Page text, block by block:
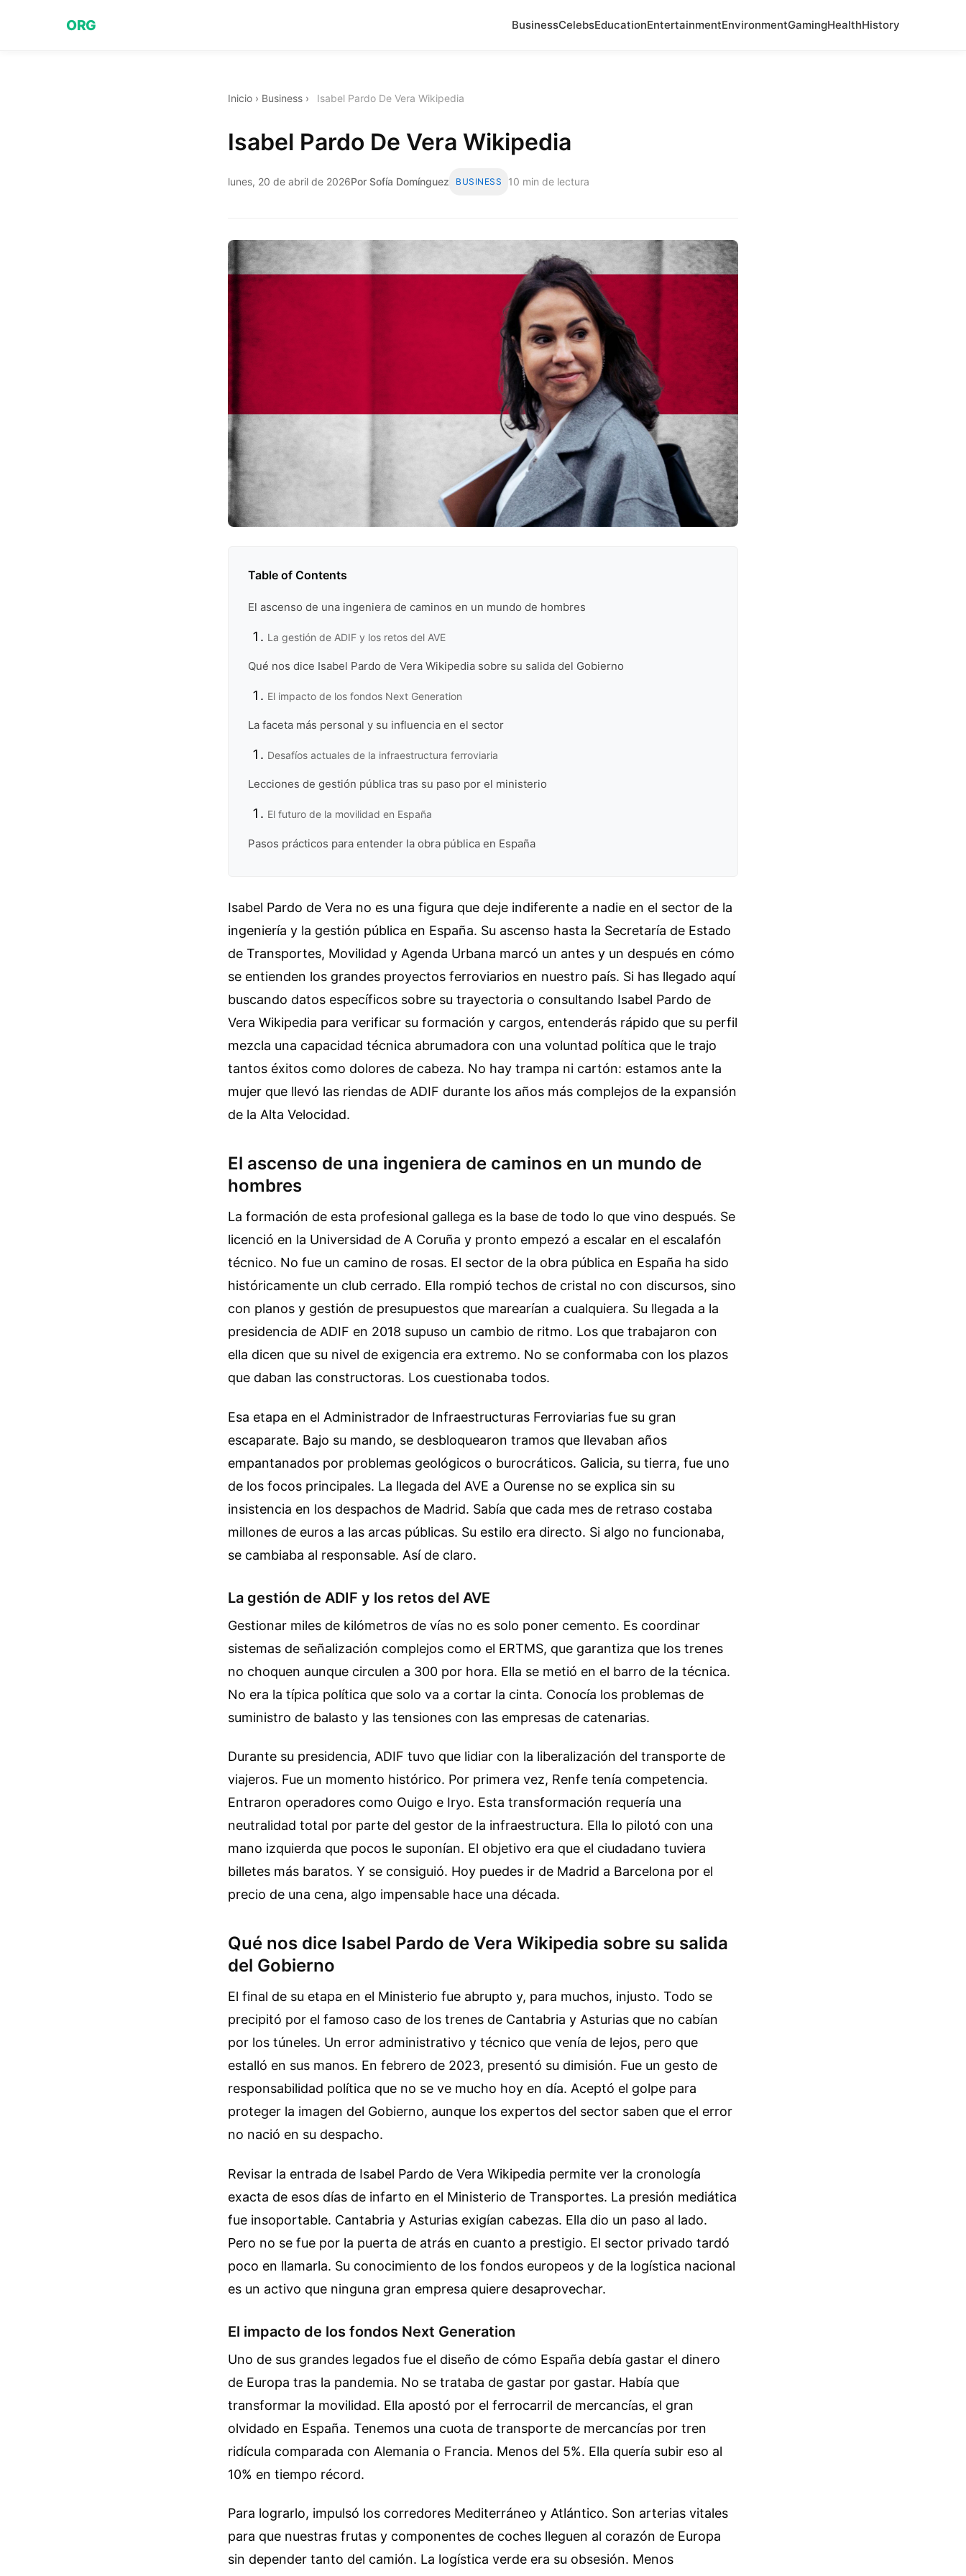
ORG BusinessCelebsEducationEntertainmentEnvironmentGamingHealthHistory
Inicio › Business › Isabel Pardo De Vera Wikipedia
Isabel Pardo De Vera Wikipedia
lunes, 20 de abril de 2026Por Sofía Domínguez BUSINESS 10 min de lectura
Table of Contents
El ascenso de una ingeniera de caminos en un mundo de hombres
La gestión de ADIF y los retos del AVE
Qué nos dice Isabel Pardo de Vera Wikipedia sobre su salida del Gobierno
El impacto de los fondos Next Generation
La faceta más personal y su influencia en el sector
Desafíos actuales de la infraestructura ferroviaria
Lecciones de gestión pública tras su paso por el ministerio
El futuro de la movilidad en España
Pasos prácticos para entender la obra pública en España
Isabel Pardo de Vera no es una figura que deje indiferente a nadie en el sector de la
ingeniería y la gestión pública en España. Su ascenso hasta la Secretaría de Estado
de Transportes, Movilidad y Agenda Urbana marcó un antes y un después en cómo
se entienden los grandes proyectos ferroviarios en nuestro país. Si has llegado aquí
buscando datos específicos sobre su trayectoria o consultando Isabel Pardo de
Vera Wikipedia para verificar su formación y cargos, entenderás rápido que su perfil
mezcla una capacidad técnica abrumadora con una voluntad política que le trajo
tantos éxitos como dolores de cabeza. No hay trampa ni cartón: estamos ante la
mujer que llevó las riendas de ADIF durante los años más complejos de la expansión
de la Alta Velocidad.
El ascenso de una ingeniera de caminos en un mundo de
hombres
La formación de esta profesional gallega es la base de todo lo que vino después. Se
licenció en la Universidad de A Coruña y pronto empezó a escalar en el escalafón
técnico. No fue un camino de rosas. El sector de la obra pública en España ha sido
históricamente un club cerrado. Ella rompió techos de cristal no con discursos, sino
con planos y gestión de presupuestos que marearían a cualquiera. Su llegada a la
presidencia de ADIF en 2018 supuso un cambio de ritmo. Los que trabajaron con
ella dicen que su nivel de exigencia era extremo. No se conformaba con los plazos
que daban las constructoras. Los cuestionaba todos.
Esa etapa en el Administrador de Infraestructuras Ferroviarias fue su gran
escaparate. Bajo su mando, se desbloquearon tramos que llevaban años
empantanados por problemas geológicos o burocráticos. Galicia, su tierra, fue uno
de los focos principales. La llegada del AVE a Ourense no se explica sin su
insistencia en los despachos de Madrid. Sabía que cada mes de retraso costaba
millones de euros a las arcas públicas. Su estilo era directo. Si algo no funcionaba,
se cambiaba al responsable. Así de claro.
La gestión de ADIF y los retos del AVE
Gestionar miles de kilómetros de vías no es solo poner cemento. Es coordinar
sistemas de señalización complejos como el ERTMS, que garantiza que los trenes
no choquen aunque circulen a 300 por hora. Ella se metió en el barro de la técnica.
No era la típica política que solo va a cortar la cinta. Conocía los problemas de
suministro de balasto y las tensiones con las empresas de catenarias.
Durante su presidencia, ADIF tuvo que lidiar con la liberalización del transporte de
viajeros. Fue un momento histórico. Por primera vez, Renfe tenía competencia.
Entraron operadores como Ouigo e Iryo. Esta transformación requería una
neutralidad total por parte del gestor de la infraestructura. Ella lo pilotó con una
mano izquierda que pocos le suponían. El objetivo era que el ciudadano tuviera
billetes más baratos. Y se consiguió. Hoy puedes ir de Madrid a Barcelona por el
precio de una cena, algo impensable hace una década.
Qué nos dice Isabel Pardo de Vera Wikipedia sobre su salida
del Gobierno
El final de su etapa en el Ministerio fue abrupto y, para muchos, injusto. Todo se
precipitó por el famoso caso de los trenes de Cantabria y Asturias que no cabían
por los túneles. Un error administrativo y técnico que venía de lejos, pero que
estalló en sus manos. En febrero de 2023, presentó su dimisión. Fue un gesto de
responsabilidad política que no se ve mucho hoy en día. Aceptó el golpe para
proteger la imagen del Gobierno, aunque los expertos del sector saben que el error
no nació en su despacho.
Revisar la entrada de Isabel Pardo de Vera Wikipedia permite ver la cronología
exacta de esos días de infarto en el Ministerio de Transportes. La presión mediática
fue insoportable. Cantabria y Asturias exigían cabezas. Ella dio un paso al lado.
Pero no se fue por la puerta de atrás en cuanto a prestigio. El sector privado tardó
poco en llamarla. Su conocimiento de los fondos europeos y de la logística nacional
es un activo que ninguna gran empresa quiere desaprovechar.
El impacto de los fondos Next Generation
Uno de sus grandes legados fue el diseño de cómo España debía gastar el dinero
de Europa tras la pandemia. No se trataba de gastar por gastar. Había que
transformar la movilidad. Ella apostó por el ferrocarril de mercancías, el gran
olvidado en España. Tenemos una cuota de transporte de mercancías por tren
ridícula comparada con Alemania o Francia. Menos del 5%. Ella quería subir eso al
10% en tiempo récord.
Para lograrlo, impulsó los corredores Mediterráneo y Atlántico. Son arterias vitales
para que nuestras frutas y componentes de coches lleguen al corazón de Europa
sin depender tanto del camión. La logística verde era su obsesión. Menos